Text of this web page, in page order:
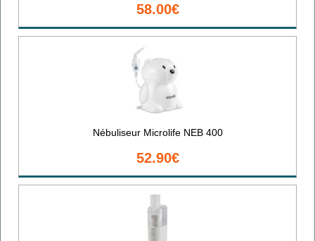
58.00€
Nébuliseur Microlife NEB 400
52.90€